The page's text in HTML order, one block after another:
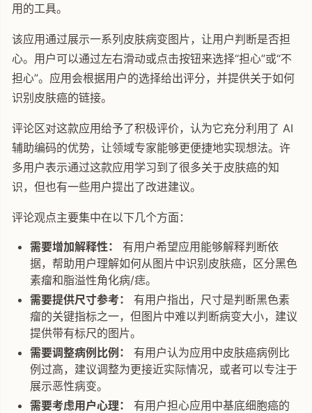
用的工具。
该应用通过展示一系列皮肤病变图片，让用户判断是否担
心。用户可以通过左右滑动或点击按钮来选择“担心”或“不
担心”。应用会根据用户的选择给出评分，并提供关于如何
识别皮肤癌的链接。
评论区对这款应用给予了积极评价，认为它充分利用了 AI
辅助编码的优势，让领域专家能够更便捷地实现想法。许
多用户表示通过这款应用学习到了很多关于皮肤癌的知
识，但也有一些用户提出了改进建议。
评论观点主要集中在以下几个方面：
需要增加解释性：
有用户希望应用能够解释判断依
据，帮助用户理解如何从图片中识别皮肤癌，区分黑色
素瘤和脂溢性角化病/痣。
需要提供尺寸参考：
有用户指出，尺寸是判断黑色素
瘤的关键指标之一，但图片中难以判断病变大小，建议
提供带有标尺的图片。
需要调整病例比例：
有用户认为应用中皮肤癌病例比
例过高，建议调整为更接近实际情况，或者可以专注于
展示恶性病变。
需要考虑用户心理：
有用户担心应用中基底细胞癌的